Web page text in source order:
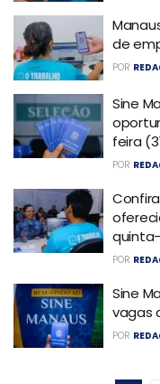
de
POR
Sine
feira
POR
POR
Sine
vagas
POR